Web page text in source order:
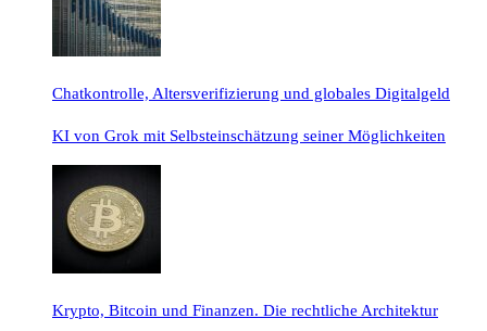
Chatkontrolle, Altersverifizierung und globales Digitalgeld
KI von Grok mit Selbsteinschätzung seiner Möglichkeiten
Krypto, Bitcoin und Finanzen. Die rechtliche Architektur